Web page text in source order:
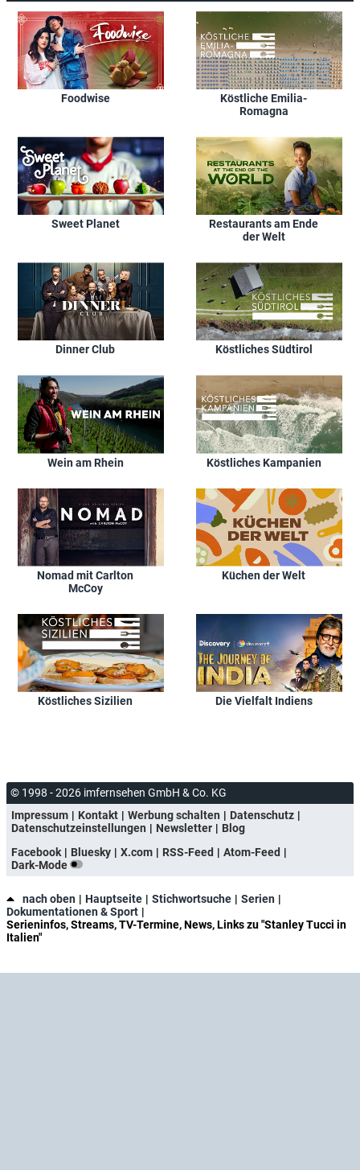
Foodwise
Köstliche Emilia-
Romagna
Sweet Planet
Restaurants am Ende
der Welt
Dinner Club Köstliches Südtirol
Wein am Rhein Köstliches Kampanien
Nomad mit Carlton
McCoy
Küchen der Welt
Köstliches Sizilien Die Vielfalt Indiens
© 1998 - 2026 imfernsehen GmbH & Co. KG
Impressum
Kontakt Werbung schalten
Datenschutz
Datenschutzeinstellungen
Newsletter
Blog
Facebook
Bluesky X.com RSS-Feed
Atom-Feed
Dark-Mode
nach oben Hauptseite Stichwortsuche
Serien
Dokumentationen & Sport
Serieninfos, Streams, TV-Termine, News, Links zu "Stanley Tucci in
Italien"